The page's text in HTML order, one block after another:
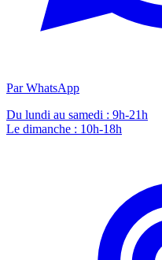
Par WhatsApp
Du lundi au samedi : 9h-21h
Le dimanche : 10h-18h